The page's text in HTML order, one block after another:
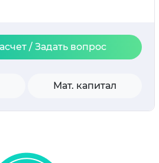
/ Задать вопрос
Мат. капитал